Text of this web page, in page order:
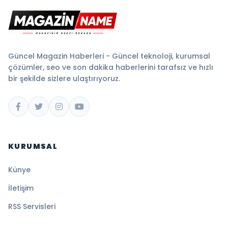
Güncel Magazin Haberleri - Güncel teknoloji, kurumsal
çözümler, seo ve son dakika haberlerini tarafsız ve hızlı
bir şekilde sizlere ulaştırıyoruz.
KURUMSAL
Künye
İletişim
RSS Servisleri